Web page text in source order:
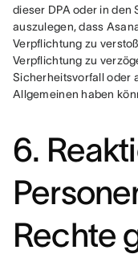
dieser DPA oder in
auszulegen, dass
Verpflichtung zu
Verpflichtung zu
Sicherheitsvorfall oder
Allgemeinen haben
6.
Rechte